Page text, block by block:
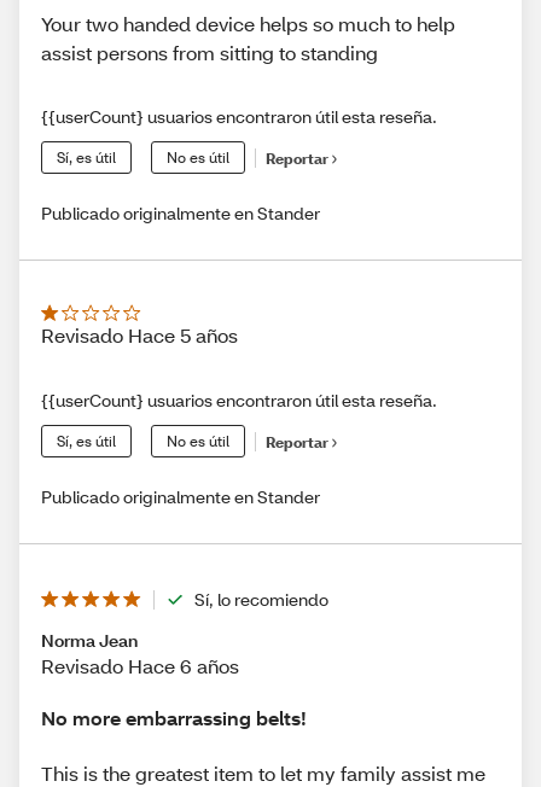
Your two handed device helps so much to help
assist persons from sitting to standing
{{userCount} usuarios encontraron útil esta reseña.
Sí, es útil No es útil Reportar
Publicado originalmente en Stander
Revisado Hace 5 años
{{userCount} usuarios encontraron útil esta reseña.
Sí, es útil No es útil Reportar
Publicado originalmente en Stander
Sí, lo recomiendo
Norma Jean
Revisado Hace 6 años
No more embarrassing belts!
This is the greatest item to let my family assist me